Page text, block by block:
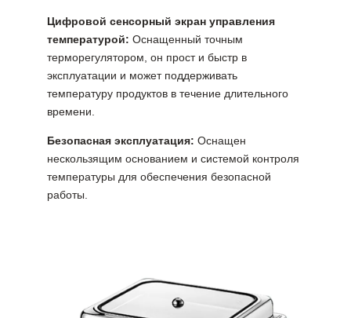
Цифровой сенсорный экран управления
температурой:Оснащенный точным
терморегулятором, он прост и быстр в
эксплуатации и может поддерживать
температуру продуктов в течение длительного
времени.
Безопасная эксплуатация: Оснащен
нескользящим основанием и системой контроля
температуры для обеспечения безопасной
работы.